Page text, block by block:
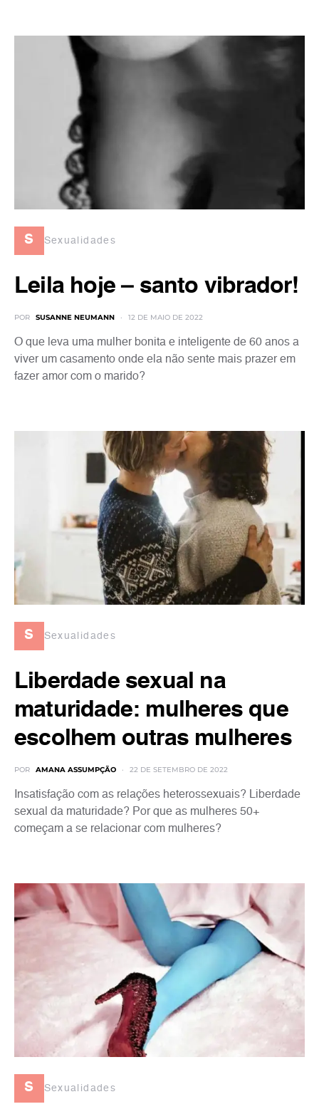
s Sexualidades
Leila hoje – santo vibrador!
POR SUSANNE NEUMANN 12 DE MAIO DE 2022
O que leva uma mulher bonita e inteligente de 60 anos a
viver um casamento onde ela não sente mais prazer em
fazer amor com o marido?
s Sexualidades
Liberdade sexual na
maturidade: mulheres que
escolhem outras mulheres
POR AMANA ASSUMPÇÃO 22 DE SETEMBRO DE 2022
Insatisfação com as relações heterossexuais? Liberdade
sexual da maturidade? Por que as mulheres 50+
começam a se relacionar com mulheres?
s Sexualidades